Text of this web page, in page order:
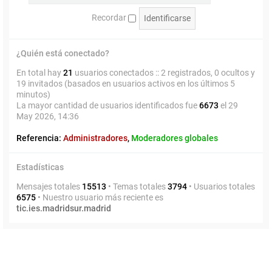
Recordar
¿Quién está conectado?
En total hay21 usuarios conectados :: 2 registrados, 0 ocultos y
19 invitados (basados en usuarios activos en los últimos 5
minutos)
La mayor cantidad de usuarios identificados fue6673 el 29
May 2026, 14:36
Referencia: Administradores, Moderadores globales
Estadísticas
Mensajes totales 15513 • Temas totales3794 • Usuarios totales
6575 • Nuestro usuario más reciente es
tic.ies.madridsur.madrid